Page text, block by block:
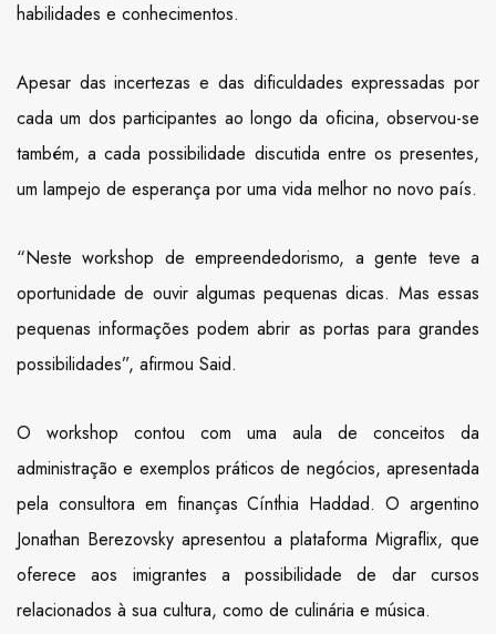
habilidades e conhecimentos.
Apesar das incertezas e das dificuldades expressadas por
cada um dos participantes ao longo da oficina, observou-se
também, a cada possibilidade discutida entre os presentes,
um lampejo de esperança por uma vida melhor no novo país.
“Neste workshop de empreendedorismo, a gente teve a
oportunidade de ouvir algumas pequenas dicas. Mas essas
pequenas informações podem abrir as portas para grandes
possibilidades”, afirmou Said.
O workshop contou com uma aula de conceitos da
administração e exemplos práticos de negócios, apresentada
pela consultora em finanças Cínthia Haddad. O argentino
Jonathan Berezovsky apresentou a plataforma Migraflix, que
oferece aos imigrantes a possibilidade de dar cursos
relacionados à sua cultura, como de culinária e música.